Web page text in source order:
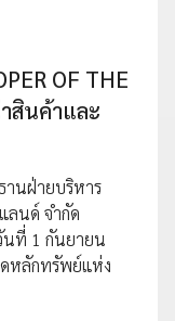
OF THE
สินค้าและ
นฝ่ายบริหาร
ลนด์ จำกัด
นที่ 1 กันยายน
หลักทรัพย์แห่ง